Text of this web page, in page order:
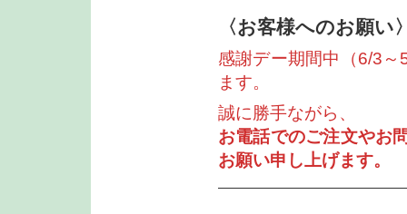
〈お客様へのお願い
感謝デー期間中（6/3
ます。
誠に勝手ながら、
お電話でのご注文やお
お願い申し上げます。